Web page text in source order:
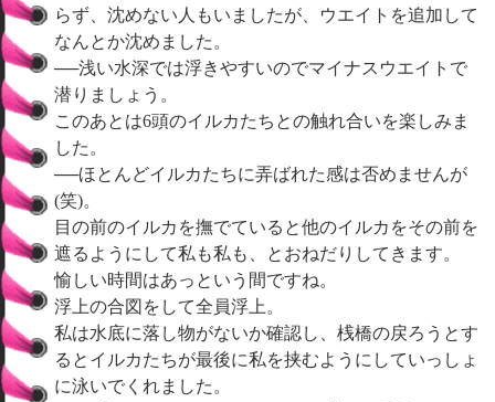
らず、沈めない人もいましたが、ウエイトを追加して
なんとか沈めました。
──浅い水深では浮きやすいのでマイナスウエイトで
潜りましょう。
このあとは6頭のイルカたちとの触れ合いを楽しみま
した。
──ほとんどイルカたちに弄ばれた感は否めませんが
(笑)。
目の前のイルカを撫でていると他のイルカをその前を
遮るようにして私も私も、とおねだりしてきます。
愉しい時間はあっという間ですね。
浮上の合図をして全員浮上。
私は水底に落し物がないか確認し、桟橋の戻ろうとす
るとイルカたちが最後に私を挟むようにしていっしょ
に泳いでくれました。